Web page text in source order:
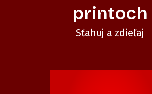
printoch
Sťahuj a zdieľaj